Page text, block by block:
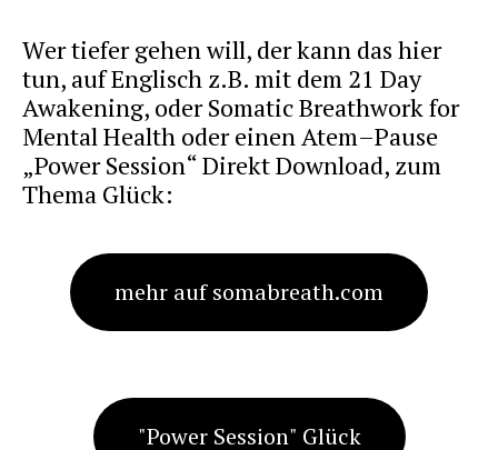
Wer tiefer gehen will, der kann das hier
tun, auf Englisch z.B. mit dem 21 Day
Awakening, oder Somatic Breathwork for
Mental Health oder einen Atem–Pause
„Power Session“ Direkt Download, zum
Thema Glück:
mehr auf somabreath.com
"Power Session" Glück